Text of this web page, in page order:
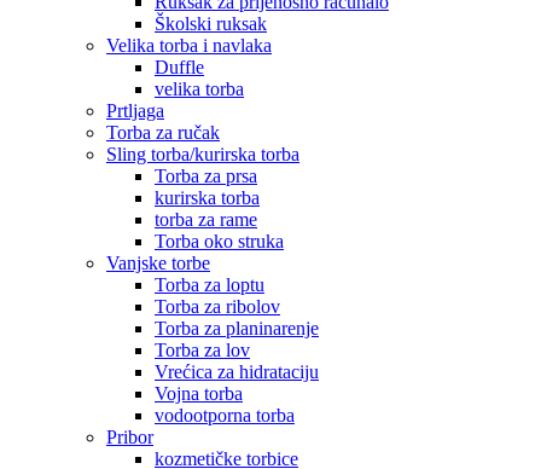
Školski ruksak
Velika torba i navlaka
Duffle
velika torba
Prtljaga
Torba za ručak
Sling torba/kurirska torba
Torba za prsa
kurirska torba
torba za rame
Torba oko struka
Vanjske torbe
Torba za loptu
Torba za ribolov
Torba za planinarenje
Torba za lov
Vrećica za hidrataciju
Vojna torba
vodootporna torba
Pribor
kozmetičke torbice